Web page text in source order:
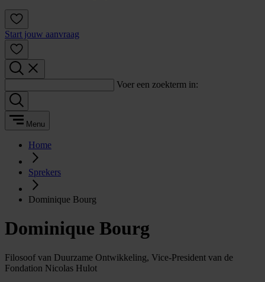
Start jouw aanvraag
Voer een zoekterm in:
Menu
Home
Sprekers
Dominique Bourg
Dominique Bourg
Filosoof van Duurzame Ontwikkeling, Vice-President van de
Fondation Nicolas Hulot